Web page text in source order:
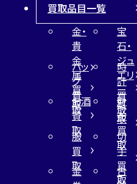
買取品目一覧
金・
貴
金
属
買
取
宝
石・
ジュ
エリ
ー
買
取
バッ
グ
買
取
時
計
買
取
お酒
買
取
財
布
買
取
服
買
取
切
手
買
取
金
古